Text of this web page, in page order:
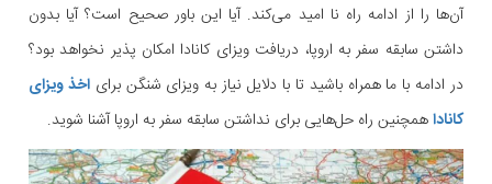
آن‌ها را از ادامه راه نا امید می‌کند. آیا این باور صحیح است؟ آیا بدون
داشتن سابقه سفر به اروپا، دریافت ویزای کانادا امکان پذیر نخواهد بود؟
در ادامه با ما همراه باشید تا با دلایل نیاز به ویزای شنگن برایاخذ ویزای
کاناداهمچنین راه حل‌هایی برای نداشتن سابقه سفر به اروپا آشنا شوید.